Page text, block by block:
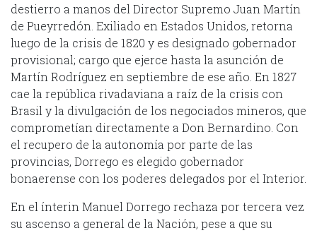
destierro a manos del Director Supremo Juan Martín
de Pueyrredón. Exiliado en Estados Unidos, retorna
luego de la crisis de 1820 y es designado gobernador
provisional; cargo que ejerce hasta la asunción de
Martín Rodríguez en septiembre de ese año. En 1827
cae la república rivadaviana a raíz de la crisis con
Brasil y la divulgación de los negociados mineros, que
comprometían directamente a Don Bernardino. Con
el recupero de la autonomía por parte de las
provincias, Dorrego es elegido gobernador
bonaerense con los poderes delegados por el Interior.
En el ínterin Manuel Dorrego rechaza por tercera vez
su ascenso a general de la Nación, pese a que su